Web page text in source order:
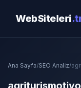
WebSiteleri
Ana Sayfa/SEO Analiz/